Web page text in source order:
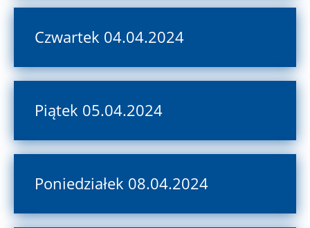
Czwartek 04.04.2024
Piątek 05.04.2024
Poniedziałek 08.04.2024